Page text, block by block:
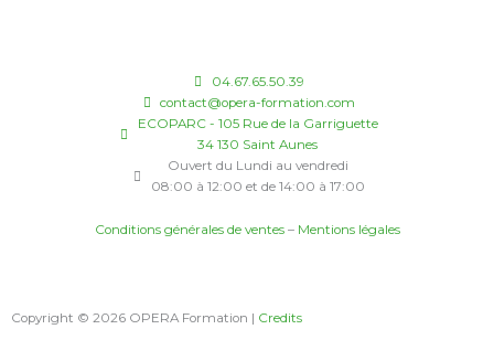
04.67.65.50.39
contact@opera-formation.com
ECOPARC - 105 Rue de la Garriguette
34 130 Saint Aunes
Ouvert du Lundi au vendredi
08:00 à 12:00 et de 14:00 à 17:00
Conditions générales de ventes– Mentions légales
Copyright © 2026 OPERA Formation | Credits